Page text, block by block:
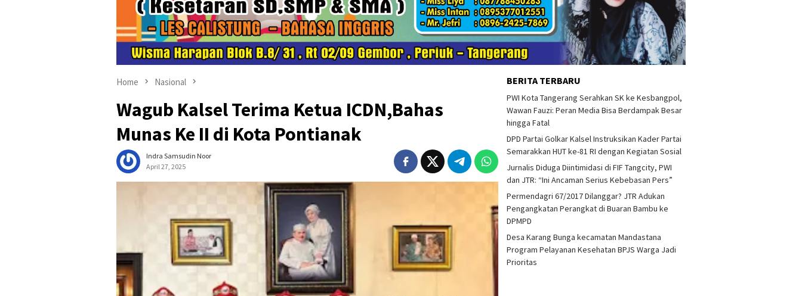
Home Nasional
Wagub Kalsel Terima Ketua ICDN,Bahas
Munas Ke II di Kota Pontianak
Indra Samsudin Noor
April 27, 2025
BERITA TERBARU
PWI Kota Tangerang Serahkan SK ke Kesbangpol,
Wawan Fauzi: Peran Media Bisa Berdampak Besar
hingga Fatal
DPD Partai Golkar Kalsel Instruksikan Kader Partai
Semarakkan HUT ke-81 RI dengan Kegiatan Sosial
Jurnalis Diduga Diintimidasi di FIF Tangcity, PWI
dan JTR: “Ini Ancaman Serius Kebebasan Pers”
Permendagri 67/2017 Dilanggar? JTR Adukan
Pengangkatan Perangkat di Buaran Bambu ke
DPMPD
Desa Karang Bunga kecamatan Mandastana
Program Pelayanan Kesehatan BPJS Warga Jadi
Prioritas